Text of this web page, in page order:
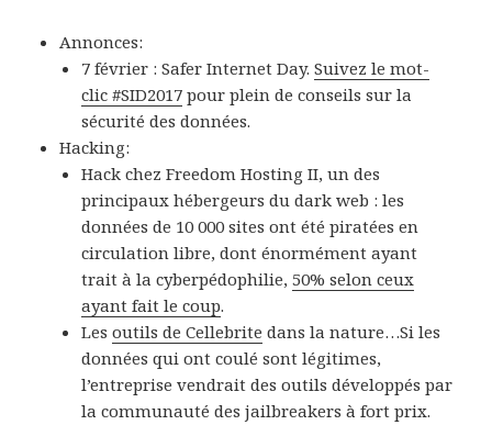
Annonces:
7 février : Safer Internet Day.Suivez le mot-
clic #SID2017 pour plein de conseils sur la
sécurité des données.
Hacking:
Hack chez Freedom Hosting II, un des
principaux hébergeurs du dark web : les
données de 10 000 sites ont été piratées en
circulation libre, dont énormément ayant
trait à la cyberpédophilie,50% selon ceux
ayant fait le coup.
Lesoutils de Cellebrite dans la nature…Si les
données qui ont coulé sont légitimes,
l’entreprise vendrait des outils développés par
la communauté des jailbreakers à fort prix.